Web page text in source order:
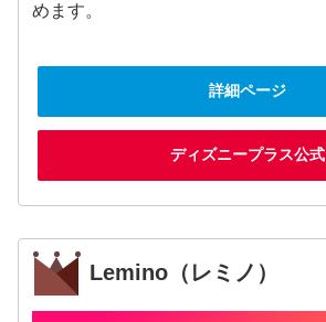
めます。
詳細ページ
ディズニープラス公式
Lemino（レミノ）